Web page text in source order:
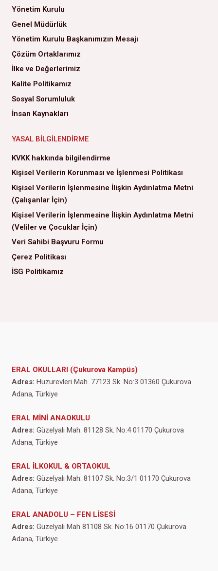
Yönetim Kurulu
Genel Müdürlük
Yönetim Kurulu Başkanımızın Mesajı
Çözüm Ortaklarımız
İlke ve Değerlerimiz
Kalite Politikamız
Sosyal Sorumluluk
İnsan Kaynakları
YASAL BILGILENDIRME
KVKK hakkında bilgilendirme
Kişisel Verilerin Korunması ve İşlenmesi Politikası
Kişisel Verilerin İşlenmesine İlişkin Aydınlatma Metni
(Çalışanlar İçin)
Kişisel Verilerin İşlenmesine İlişkin Aydınlatma Metni
(Veliler ve Çocuklar İçin)
Veri Sahibi Başvuru Formu
Çerez Politikası
İSG Politikamız
ERAL OKULLARI (Çukurova Kampüs)
Adres: Huzurevleri Mah. 77123 Sk. No:3 01360 Çukurova
Adana, Türkiye
ERAL MİNİ ANAOKULU
Adres: Güzelyalı Mah. 81128 Sk. No:4 01170 Çukurova
Adana, Türkiye
ERAL İLKOKUL & ORTAOKUL
Adres: Güzelyalı Mah. 81107 Sk. No:3/1 01170 Çukurova
Adana, Türkiye
ERAL ANADOLU – FEN LİSESİ
Adres: Güzelyalı Mah 81108 Sk. No:16 01170 Çukurova
Adana, Türkiye